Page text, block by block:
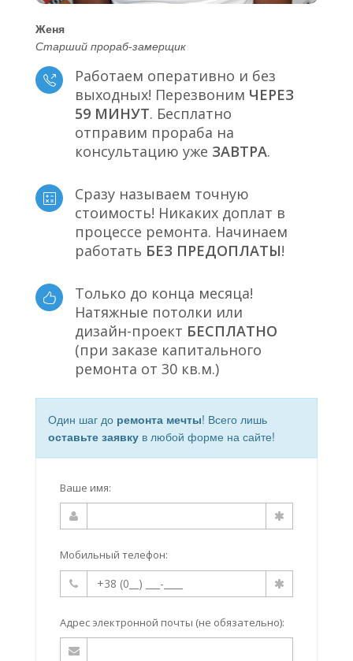
Женя
Старший прораб-замерщик
Работаем оперативно и без
выходных! Перезвоним ЧЕРЕЗ
59 МИНУТ. Бесплатно
отправим прораба на
консультацию уже ЗАВТРА.
Сразу называем точную
стоимость! Никаких доплат в
процессе ремонта. Начинаем
работать БЕЗ ПРЕДОПЛАТЫ!
Только до конца месяца!
Натяжные потолки или
дизайн-проект БЕСПЛАТНО
(при заказе капитального
ремонта от 30 кв.м.)
Один шаг до ремонта мечты! Всего лишь
оставьте заявку в любой форме на сайте!
Ваше имя:
Мобильный телефон:
Адрес электронной почты (не обязательно):